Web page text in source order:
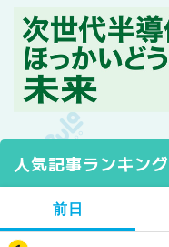
人気記事ランキング
前日